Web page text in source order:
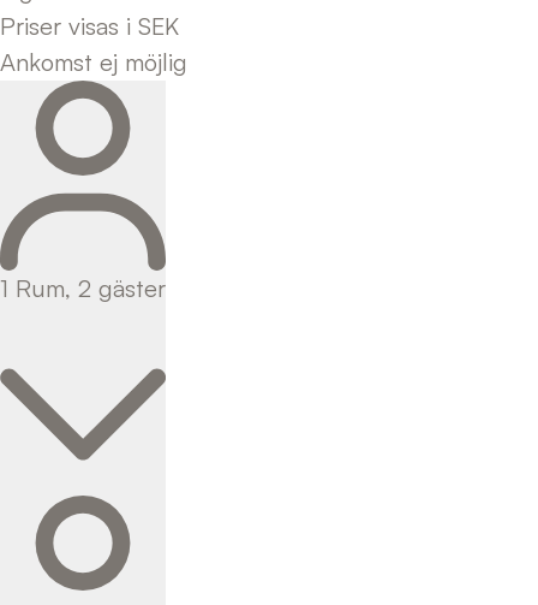
Priser visas i SEK
Ankomst ej möjlig
1 Rum, 2 gäster